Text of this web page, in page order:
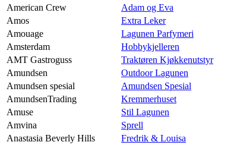
American Crew
Adam og Eva
Amos
Extra Leker
Amouage
Lagunen Parfymeri
Amsterdam
Hobbykjelleren
AMT Gastroguss
Traktøren Kjøkkenutstyr
Amundsen
Outdoor Lagunen
Amundsen spesial
Amundsen Spesial
AmundsenTrading
Kremmerhuset
Amuse
Stil Lagunen
Amvina
Sprell
Anastasia Beverly Hills
Fredrik & Louisa